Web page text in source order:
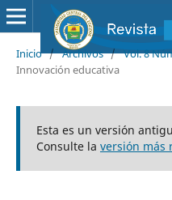
Inicio / Archivos / Vol. 8
Innovación educativa
Esta es un versión
Consulte la versión más